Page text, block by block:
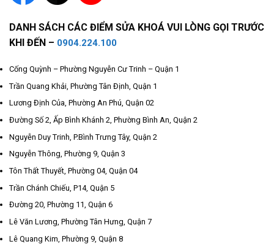
DANH SÁCH CÁC ĐIỂM SỬA KHOÁ VUI LÒNG GỌI TRƯỚC
KHI ĐẾN – 0904.224.100
Cống Quỳnh – Phường Nguyễn Cư Trinh – Quận 1
Trần Quang Khải, Phường Tân Định, Quận 1
Lương Định Của, Phường An Phú, Quận 02
Đường Số 2, Ấp Bình Khánh 2, Phường Bình An, Quận 2
Nguyễn Duy Trinh, P.Bình Trưng Tây, Quận 2
Nguyễn Thông, Phường 9, Quận 3
Tôn Thất Thuyết, Phường 04, Quận 04
Trần Chánh Chiếu, P14, Quận 5
Đường 20, Phường 11, Quận 6
Lê Văn Lương, Phường Tân Hưng, Quận 7
Lê Quang Kim, Phường 9, Quận 8